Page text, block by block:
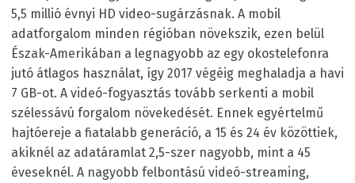
5,5 millió évnyi HD video-sugárzásnak. A mobil
adatforgalom minden régióban növekszik, ezen belül
Észak-Amerikában a legnagyobb az egy okostelefonra
jutó átlagos használat, így 2017 végéig meghaladja a havi
7 GB-ot. A videó-fogyasztás tovább serkenti a mobil
szélessávú forgalom növekedését. Ennek egyértelmű
hajtóereje a fiatalabb generáció, a 15 és 24 év közöttiek,
akiknél az adatáramlat 2,5-szer nagyobb, mint a 45
éveseknél. A nagyobb felbontású videó-streaming,